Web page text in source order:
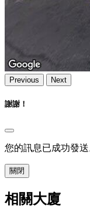
Previous Next
謝謝！
您的訊息已成功發
關閉
相關大廈